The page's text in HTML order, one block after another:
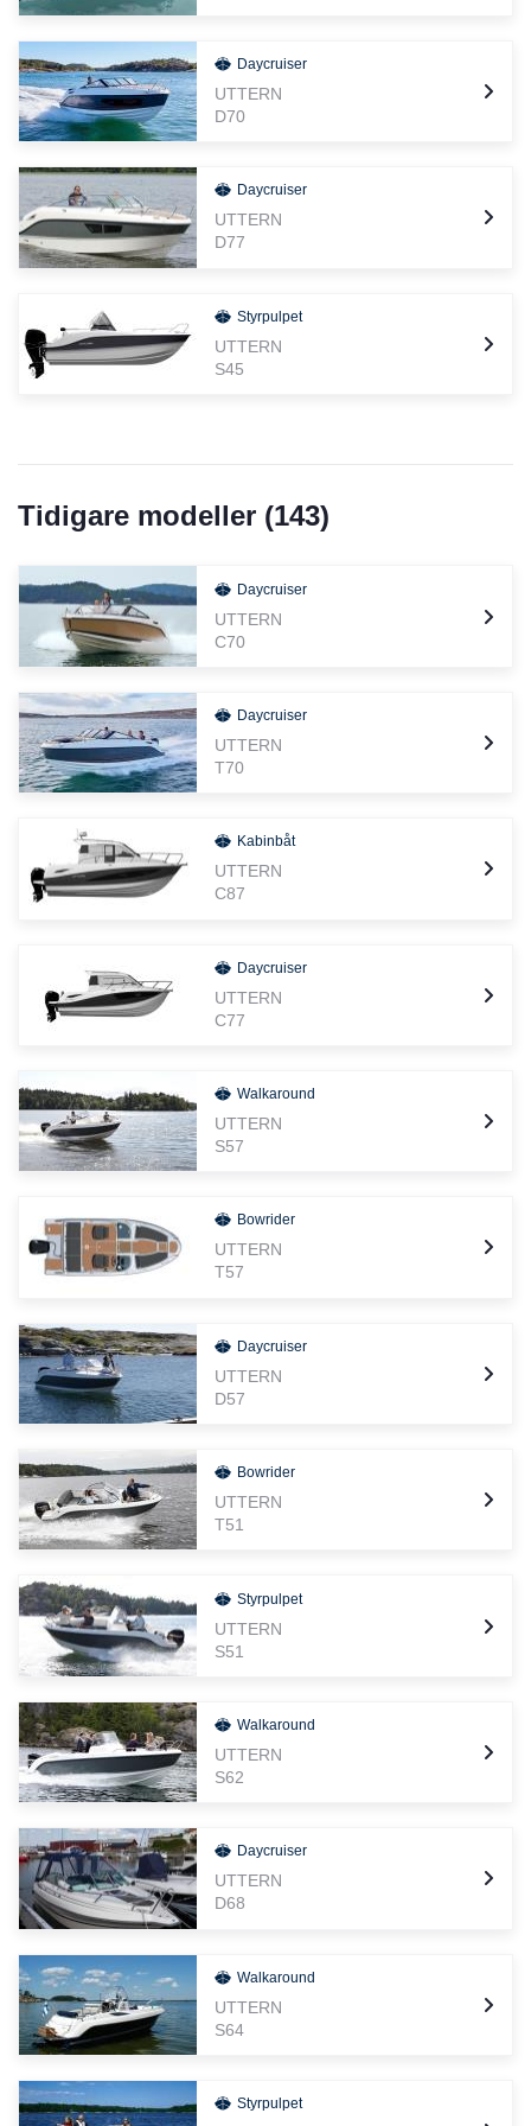
Daycruiser
UTTERN
D70
Daycruiser
UTTERN
D77
Styrpulpet
UTTERN
S45
Tidigare modeller (143)
Daycruiser
UTTERN
C70
Daycruiser
UTTERN
T70
Kabinbåt
UTTERN
C87
Daycruiser
UTTERN
C77
Walkaround
UTTERN
S57
Bowrider
UTTERN
T57
Daycruiser
UTTERN
D57
Bowrider
UTTERN
T51
Styrpulpet
UTTERN
S51
Walkaround
UTTERN
S62
Daycruiser
UTTERN
D68
Walkaround
UTTERN
S64
Styrpulpet